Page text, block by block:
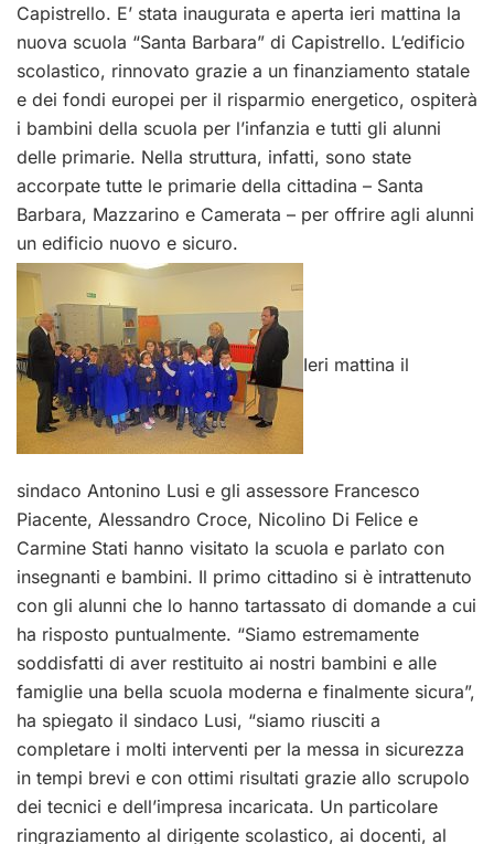
Capistrello. E’ stata inaugurata e aperta ieri mattina la
nuova scuola “Santa Barbara” di Capistrello. L’edificio
scolastico, rinnovato grazie a un finanziamento statale
e dei fondi europei per il risparmio energetico, ospiterà
i bambini della scuola per l’infanzia e tutti gli alunni
delle primarie. Nella struttura, infatti, sono state
accorpate tutte le primarie della cittadina – Santa
Barbara, Mazzarino e Camerata – per offrire agli alunni
un edificio nuovo e sicuro.
Ieri mattina il
sindaco Antonino Lusi e gli assessore Francesco
Piacente, Alessandro Croce, Nicolino Di Felice e
Carmine Stati hanno visitato la scuola e parlato con
insegnanti e bambini. Il primo cittadino si è intrattenuto
con gli alunni che lo hanno tartassato di domande a cui
ha risposto puntualmente. “Siamo estremamente
soddisfatti di aver restituito ai nostri bambini e alle
famiglie una bella scuola moderna e finalmente sicura”,
ha spiegato il sindaco Lusi, “siamo riusciti a
completare i molti interventi per la messa in sicurezza
in tempi brevi e con ottimi risultati grazie allo scrupolo
dei tecnici e dell’impresa incaricata. Un particolare
ringraziamento al dirigente scolastico, ai docenti, al